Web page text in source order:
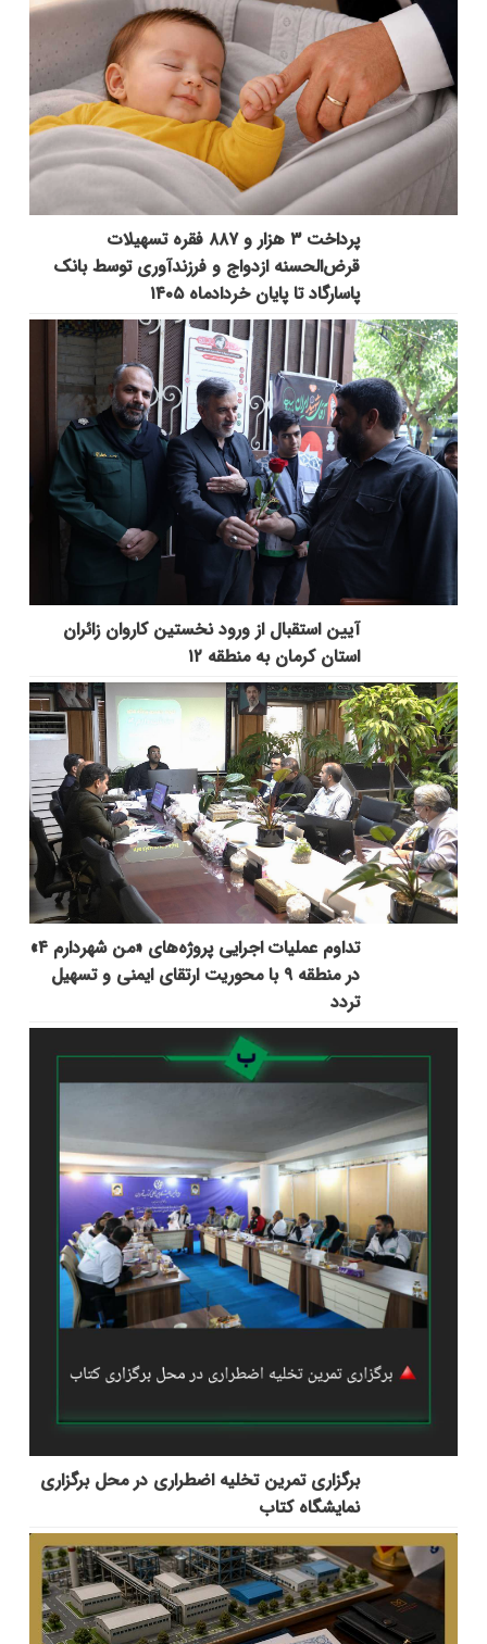
پرداخت ۳ هزار و ۸۸۷ فقره تسهیلات
قرض‌الحسنه ازدواج و فرزندآوری توسط بانک
پاسارگاد تا پایان خردادماه ۱۴۰۵
آیین استقبال از ورود نخستین کاروان زائران
استان کرمان به منطقه ۱۲
تداوم عملیات اجرایی پروژه‌های «من شهردارم ۴»
در منطقه ۹ با محوریت ارتقای ایمنی و تسهیل
تردد
برگزاری تمرین تخلیه اضطراری در محل برگزاری
نمایشگاه کتاب